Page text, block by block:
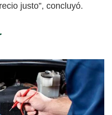
justo”, concluyó.